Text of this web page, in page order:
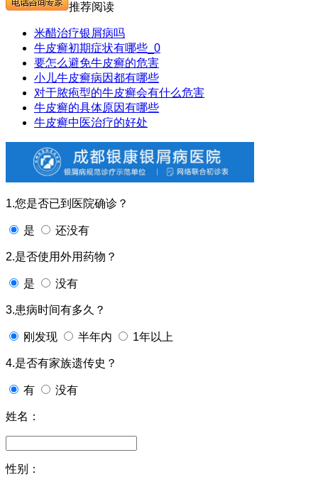
推荐阅读
米醋治疗银屑病吗
牛皮癣初期症状有哪些_0
要怎么避免牛皮癣的危害
小儿牛皮癣病因都有哪些
对于脓疱型的牛皮癣会有什么危害
牛皮癣的具体原因有哪些
牛皮癣中医治疗的好处
1.您是否已到医院确诊？
是 还没有
2.是否使用外用药物？
是 没有
3.患病时间有多久？
刚发现 半年内 1年以上
4.是否有家族遗传史？
有 没有
姓名：
性别：